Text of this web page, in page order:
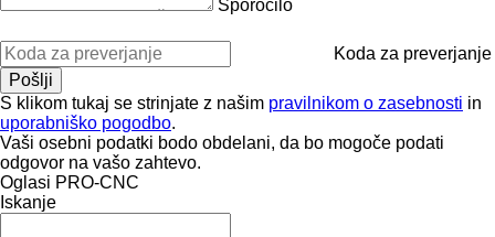
Sporočilo
Koda za preverjanje
S klikom tukaj se strinjate z našim pravilnikom o zasebnosti in
uporabniško pogodbo.
Vaši osebni podatki bodo obdelani, da bo mogoče podati
odgovor na vašo zahtevo.
Oglasi PRO-CNC
Iskanje